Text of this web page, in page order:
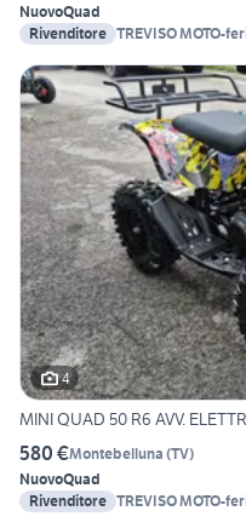
NuovoQuad
Rivenditore TREVISO MOTO-
4
MINI QUAD 50 R6 AVV.
580 €Montebelluna (TV)
NuovoQuad
Rivenditore TREVISO MOTO-